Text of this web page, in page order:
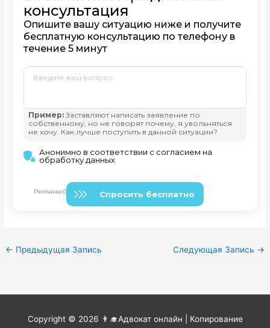
← Предыдущая Запись Следующая Запись →
Copyright © 2026 👨‍🎓Адвокат онлайн | Копирование